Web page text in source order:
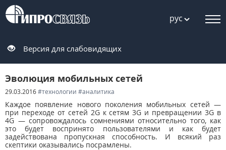
рус
Версия для слабовидящих
Эволюция мобильных сетей
29.03.2016#технологии #аналитика
Каждое появление нового поколения мобильных сетей —
при переходе от сетей 2G к сетям 3G и превращении 3G в
4G — сопровождалось сомнениями относительно того, как
это будет воспринято пользователями и как будет
задействована пропускная способность. И всякий раз
скептики оказывались посрамлены.